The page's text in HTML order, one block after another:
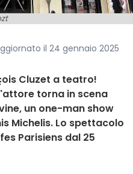
il 24 gennaio 2025
Cluzet a teatro!
torna in scena
un one-man show
Michelis. Lo spettacolo
Parisiens dal 25